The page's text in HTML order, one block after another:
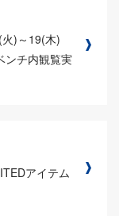
)～19(木)
ンチ内観覧実
アイテム